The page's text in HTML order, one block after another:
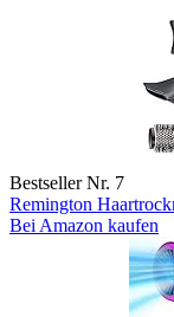
Bestseller Nr. 7
Remington
Bei Amazon kaufen